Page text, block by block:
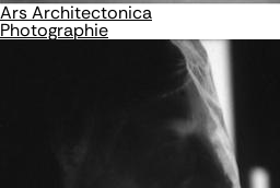
Ars Architectonica
Photographie